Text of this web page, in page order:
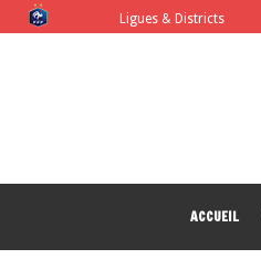
Ligues & Districts
ACCUEIL